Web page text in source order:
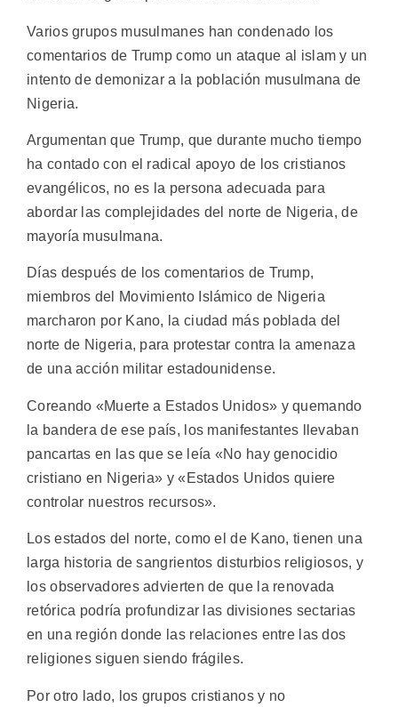
Varios grupos musulmanes han condenado los
comentarios de Trump como un ataque al islam y un
intento de demonizar a la población musulmana de
Nigeria.
Argumentan que Trump, que durante mucho tiempo
ha contado con el radical apoyo de los cristianos
evangélicos, no es la persona adecuada para
abordar las complejidades del norte de Nigeria, de
mayoría musulmana.
Días después de los comentarios de Trump,
miembros del Movimiento Islámico de Nigeria
marcharon por Kano, la ciudad más poblada del
norte de Nigeria, para protestar contra la amenaza
de una acción militar estadounidense.
Coreando «Muerte a Estados Unidos» y quemando
la bandera de ese país, los manifestantes llevaban
pancartas en las que se leía «No hay genocidio
cristiano en Nigeria» y «Estados Unidos quiere
controlar nuestros recursos».
Los estados del norte, como el de Kano, tienen una
larga historia de sangrientos disturbios religiosos, y
los observadores advierten de que la renovada
retórica podría profundizar las divisiones sectarias
en una región donde las relaciones entre las dos
religiones siguen siendo frágiles.
Por otro lado, los grupos cristianos y no